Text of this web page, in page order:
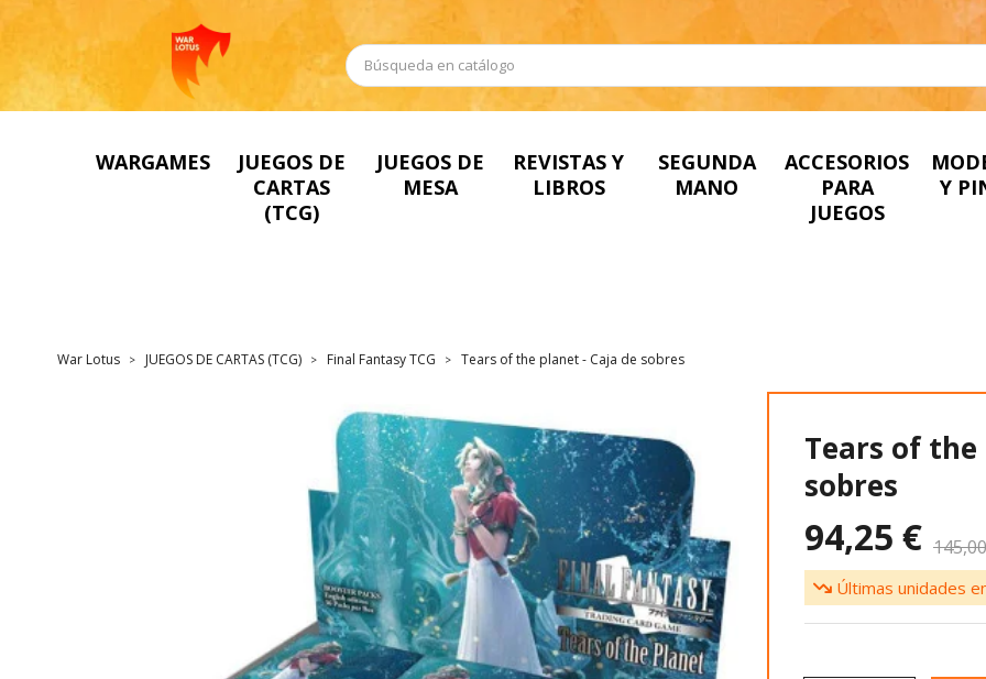
WARGAMES
JUEGOS DE
CARTAS
(TCG)
JUEGOS DE
MESA
REVISTAS Y
LIBROS
SEGUNDA
MANO
ACCESORIOS
PARA
JUEGOS
Y
War Lotus JUEGOS DE CARTAS (TCG) Final Fantasy TCG Tears of the planet - Caja de sobres
Tears of the
sobres
94,25 €
Últimas unidades